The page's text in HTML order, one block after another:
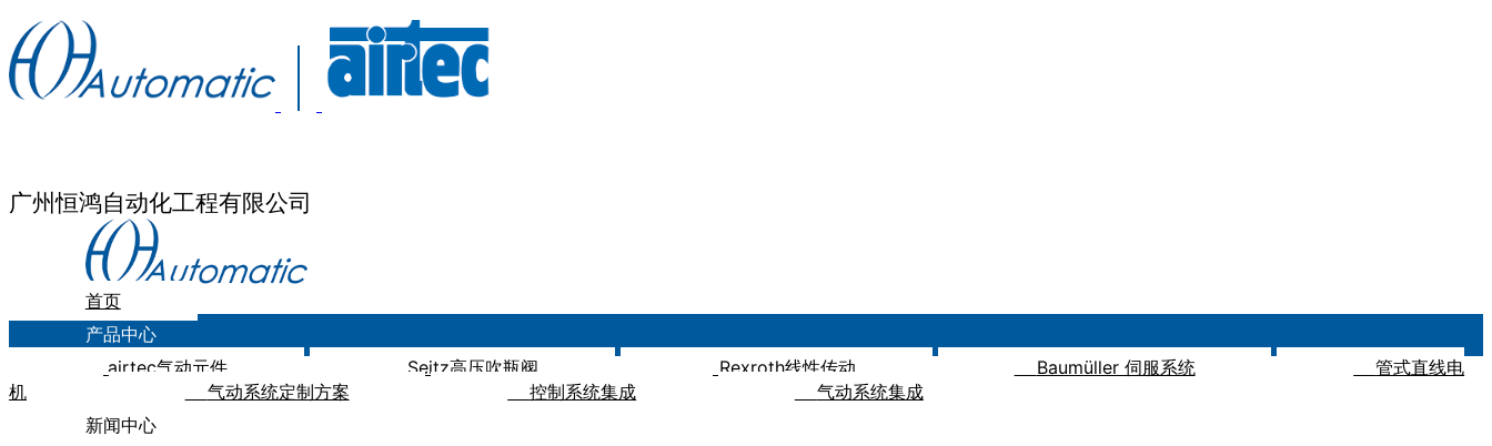
广州恒鸿自动化工程有限公司
首页
产品中心
airtec气动元件
Seitz高压吹瓶阀 Rexroth线性传动 Baumüller 伺服系统
管式直线电
机
气动系统定制方案 控制系统集成
气动系统集成
新闻中心